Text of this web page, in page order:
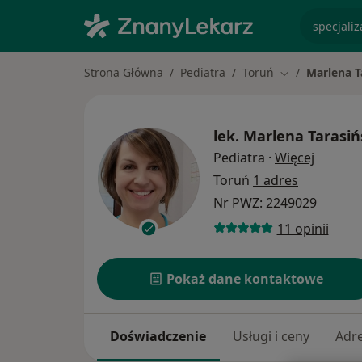
Strona Główna Pediatra Toruń Zmień miasto
Marlena
lek. Marlena
Pediatra · Więcej
Toruń 1 adres
Nr PWZ: 2249029
11 opinii
Pokaż dane kontaktowe
Doświadczenie Usługi i ceny